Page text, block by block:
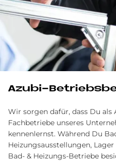
Azu­bi-
Wir sorgen dafür, dass Du als
Fachbetriebe unseres
kennenlernst. Während Du
Heizungsausstellungen,
Bad- & Heizungs-Betriebe